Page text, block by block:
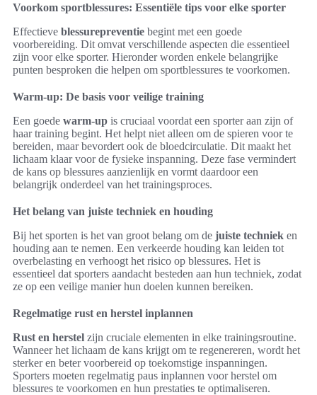
Voorkom sportblessures: Essentiële tips voor elke sporter
Effectieve blessurepreventie begint met een goede
voorbereiding. Dit omvat verschillende aspecten die essentieel
zijn voor elke sporter. Hieronder worden enkele belangrijke
punten besproken die helpen om sportblessures te voorkomen.
Warm-up: De basis voor veilige training
Een goede warm-up is cruciaal voordat een sporter aan zijn of
haar training begint. Het helpt niet alleen om de spieren voor te
bereiden, maar bevordert ook de bloedcirculatie. Dit maakt het
lichaam klaar voor de fysieke inspanning. Deze fase vermindert
de kans op blessures aanzienlijk en vormt daardoor een
belangrijk onderdeel van het trainingsproces.
Het belang van juiste techniek en houding
Bij het sporten is het van groot belang om de juiste techniek en
houding aan te nemen. Een verkeerde houding kan leiden tot
overbelasting en verhoogt het risico op blessures. Het is
essentieel dat sporters aandacht besteden aan hun techniek, zodat
ze op een veilige manier hun doelen kunnen bereiken.
Regelmatige rust en herstel inplannen
Rust en herstel zijn cruciale elementen in elke trainingsroutine.
Wanneer het lichaam de kans krijgt om te regenereren, wordt het
sterker en beter voorbereid op toekomstige inspanningen.
Sporters moeten regelmatig paus inplannen voor herstel om
blessures te voorkomen en hun prestaties te optimaliseren.